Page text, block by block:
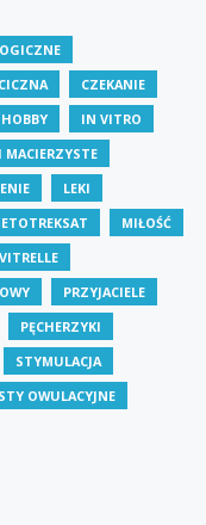
CZEKANIE
HOBBY
IN VITRO
MACIERZYSTE
LEKI
MIŁOŚĆ
PRZYJACIELE
PĘCHERZYKI
STYMULACJA
OWULACYJNE